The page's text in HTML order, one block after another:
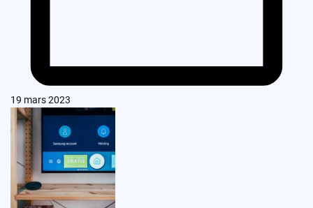
19 mars 2023